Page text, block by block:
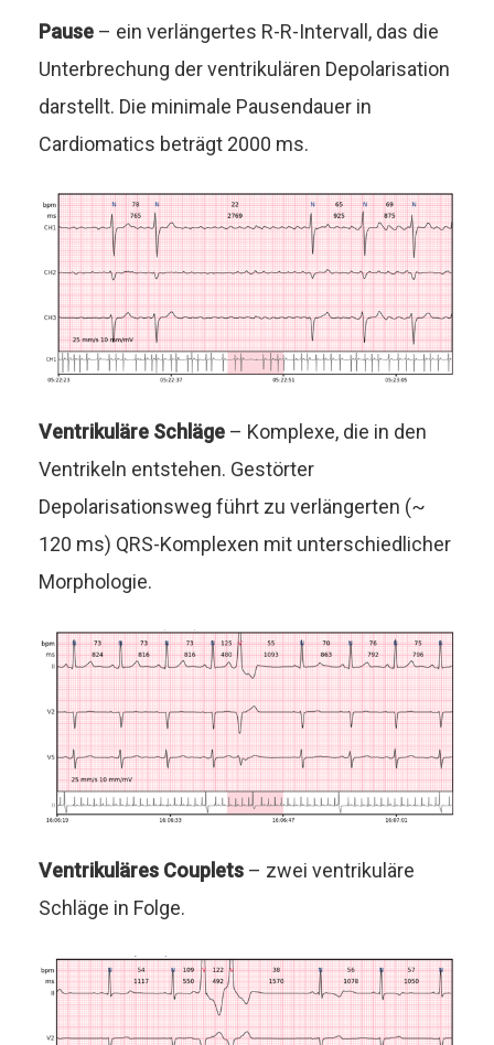
Pause – ein verlängertes R-R-Intervall, das die
Unterbrechung der ventrikulären Depolarisation
darstellt. Die minimale Pausendauer in
Cardiomatics beträgt 2000 ms.
Ventrikuläre Schläge – Komplexe, die in den
Ventrikeln entstehen. Gestörter
Depolarisationsweg führt zu verlängerten (~
120 ms) QRS-Komplexen mit unterschiedlicher
Morphologie.
Ventrikuläres Couplets – zwei ventrikuläre
Schläge in Folge.